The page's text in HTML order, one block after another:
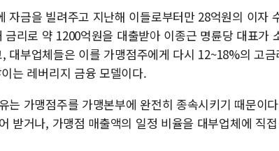
자금을 빌려주고 지난해 이들로부터만 28억원의 이자
리로 약 1200억원을 대출받아 이종근 명륜당 대표가
대부업체들은 이를 가맹점주에게 다시 12~18%의 고
는 레버리지 금융 모델이다.
는 가맹점주를 가맹본부에 완전히 종속시키기 때문이
받거나, 가맹점 매출액의 일정 비율을 대부업체에 직